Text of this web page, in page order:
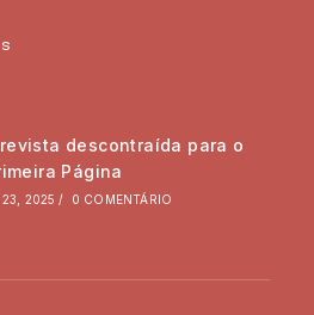
descontraída para o
Página
23, 2025 / 0 COMENTÁRIO